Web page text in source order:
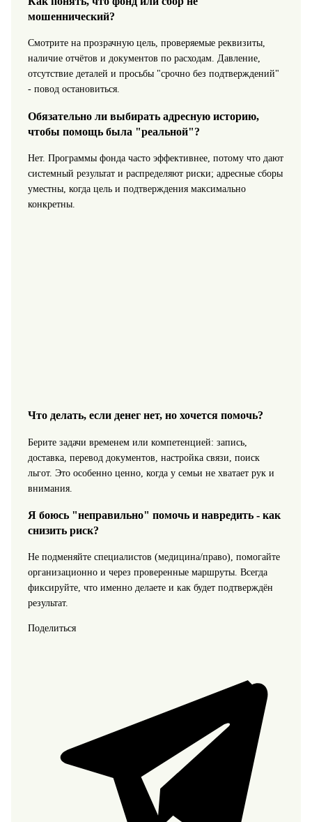
мошеннический?
Смотрите на прозрачную цель, проверяемые реквизиты,
наличие отчётов и документов по расходам. Давление,
отсутствие деталей и просьбы "срочно без подтверждений"
- повод остановиться.
Обязательно ли выбирать адресную историю,
чтобы помощь была "реальной"?
Нет. Программы фонда часто эффективнее, потому что дают
системный результат и распределяют риски; адресные сборы
уместны, когда цель и подтверждения максимально
конкретны.
Что делать, если денег нет, но хочется помочь?
Берите задачи временем или компетенцией: запись,
доставка, перевод документов, настройка связи, поиск
льгот. Это особенно ценно, когда у семьи не хватает рук и
внимания.
Я боюсь "неправильно" помочь и навредить - как
снизить риск?
Не подменяйте специалистов (медицина/право), помогайте
организационно и через проверенные маршруты. Всегда
фиксируйте, что именно делаете и как будет подтверждён
результат.
Поделиться